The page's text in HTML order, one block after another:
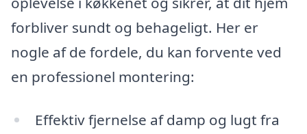
forbliver sundt og behageligt. Her er
nogle af de fordele, du kan forvente ved
en professionel montering:
Effektiv fjernelse af damp og lugt fra